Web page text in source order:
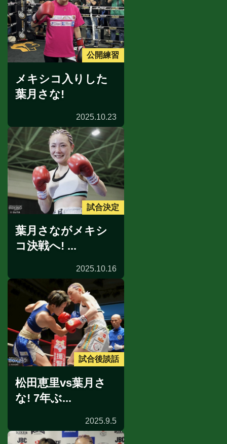
公開練習
メキシコ入りした
葉月さな!
2025.10.23
試合決定
葉月さながメキシ
コ決戦へ! ...
2025.10.16
試合後談話
松田恵里vs葉月さ
な! 7年ぶ...
2025.9.5